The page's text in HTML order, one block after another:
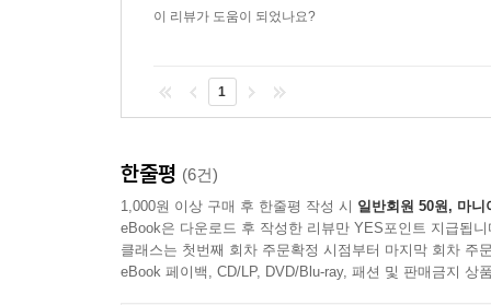
이 리뷰가 도움이 되었나요?
1
한줄평 (6건)
1,000원 이상 구매 후 한줄평 작성 시 일반회원 50원, 마니
eBook은 다운로드 후 작성한 리뷰만 YES포인트 지급됩니
클래스는 첫번째 회차 주문확정 시점부터 마지막 회차 주
eBook 페이백, CD/LP, DVD/Blu-ray, 패션 및 판매금지 상